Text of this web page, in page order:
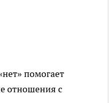
помогает
отношения с